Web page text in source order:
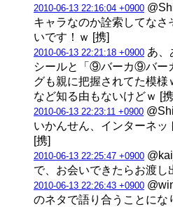
2010-06-13 22:16:04 +0900
キャラなのか詮索してな
いです！ｗ [携]
2010-06-13 22:21:18 +0900 あ、
シールと「⑨バーカ⑨バ
グも親に把握されてた模
など知る由もないけどｗ [
2010-06-13 22:23:11 +0900
いかんせん、インターネッ
[携]
2010-06-13 22:25:47 +0900
で、お会いできたらお渡し
2010-06-13 22:26:43 +0900
のネタで語り合うことにな